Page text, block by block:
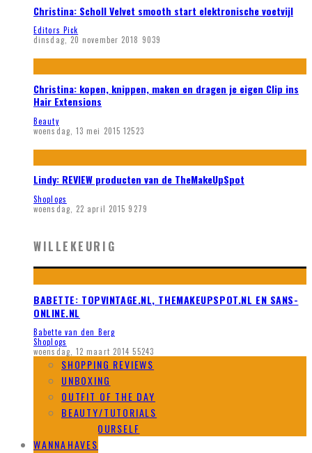
Christina: Scholl Velvet smooth start elektronische voetvijl
Editors Pick
dinsdag, 20 november 2018 9039
Christina: kopen, knippen, maken en dragen je eigen Clip ins
Hair Extensions
Beauty
woensdag, 13 mei 2015 12523
Lindy: REVIEW producten van de TheMakeUpSpot
Shoplogs
woensdag, 22 april 2015 9279
WILLEKEURIG
BABETTE: TOPVINTAGE.NL, THEMAKEUPSPOT.NL EN SANS-
ONLINE.NL
Babette van den Berg
Shoplogs
woensdag, 12 maart 2014 55243
SHOPPING REVIEWS
UNBOXING
OUTFIT OF THE DAY
BEAUTY/TUTORIALS
DO IT YOURSELF
WANNAHAVES